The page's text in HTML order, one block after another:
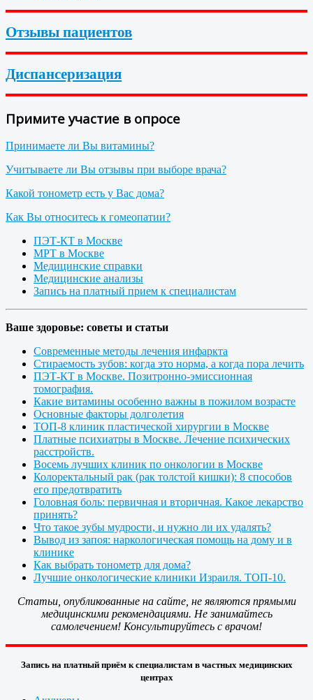
Отзывы пациентов
Диспансеризация
Примите участие в опросе
Принимаете ли Вы витамины?
Учитываете ли Вы отзывы при выборе врача?
Какой тонометр есть у Вас дома?
Как Вы относитесь к гомеопатии?
ПЭТ-КТ в Москве
МРТ в Москве
Медицинские справки
Медицинские анализы
Запись на платный прием к специалистам
Ваше здоровье: советы и статьи
Современные методы лечения инфаркта
Стираемость зубов: когда это норма, а когда пора лечить
ПЭТ-КТ в Москве. Позитронно-эмиссионная
томография.
Какие витамины особенно важны в пожилом возрасте
Основные факторы долголетия
ТОП-8 клиник пластической хирургии в Москве
Платные психиатры в Москве. Лечение психических
расстройств.
Восемь лучших клиник по онкологии в Москве
Колоректальный рак (рак толстой кишки): 8 способов
его предотвратить
Головная боль: первичная и вторичная. Какое лекарство
принять?
Что такое зубы мудрости, и нужно ли их удалять?
Вывод из запоя: наркологическая помощь на дому и в
клинике
Как выбрать тонометр для дома?
Лучшие онкологические клиники Израиля. ТОП-10.
Статьи, опубликованные на сайте, не являются прямыми
медицинскими рекомендациями. Не занимайтесь
самолечением! Консультируйтесь с врачом!
Запись на платный приём к специалистам в частных медицинских
центрах